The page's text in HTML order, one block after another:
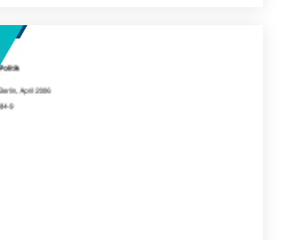
erwachsene Anthropologie und
für den Staat sind Thema des